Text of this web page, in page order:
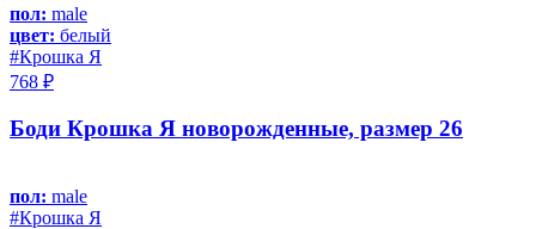
пол: male
цвет: белый
#Крошка Я
768 ₽
Боди Крошка Я новорожденные, размер 26
пол: male
#Крошка Я